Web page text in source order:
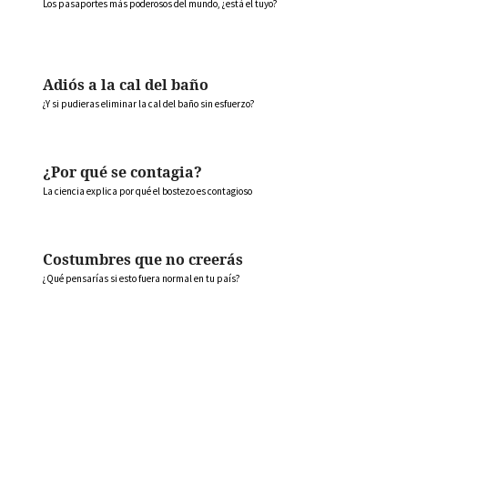
Los pasaportes más poderosos del mundo, ¿está el tuyo?
Adiós a la cal del baño
¿Y si pudieras eliminar la cal del baño sin esfuerzo?
¿Por qué se contagia?
La ciencia explica por qué el bostezo es contagioso
Costumbres que no creerás
¿Qué pensarías si esto fuera normal en tu país?